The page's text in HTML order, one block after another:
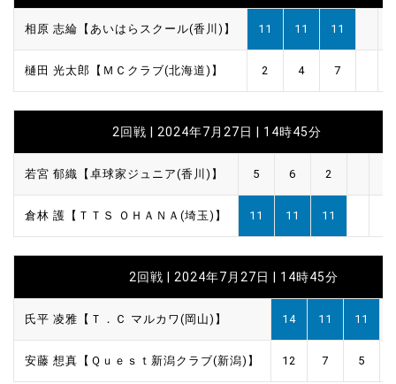
相原 志綸【あいはらスクール(香川)】 11 11 11
樋田 光太郎【ＭＣクラブ(北海道)】 2 4 7
2回戦 | 2024年7月27日 | 14時45分
若宮 郁織【卓球家ジュニア(香川)】 5 6 2
倉林 護【ＴＴＳ ＯＨＡＮＡ(埼玉)】 11 11 11
2回戦 | 2024年7月27日 | 14時45分
氏平 凌雅【Ｔ．Ｃ マルカワ(岡山)】 14 11 11
安藤 想真【Ｑｕｅｓｔ新潟クラブ(新潟)】 12 7 5